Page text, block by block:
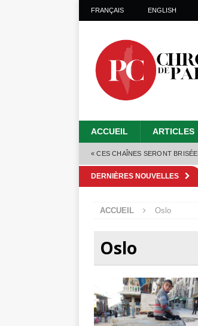
FRANÇAIS ENGLISH
ACCUEIL ARTICLES
« CES CHAÎNES SERONT
DERNIÈRES NOUVELLES
ACCUEIL Oslo
Oslo